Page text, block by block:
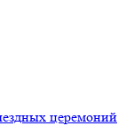
церемоний